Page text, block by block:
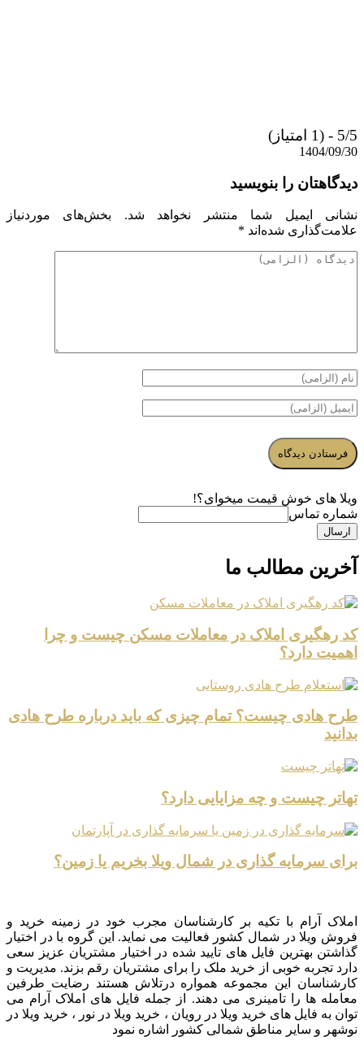
5/5 - (1 امتیاز)
1404/09/30
دیدگاهتان را بنویسید
نشانی ایمیل شما منتشر نخواهد شد.
بخش‌های موردنیاز
علامت‌گذاری شده‌اند *
ویلا های خوش قیمت میخوای؟!
شماره تماس
ارسال
آخرین مطالب ما
کد رهگیری املاک در معاملات مسکن چیست و چرا
اهمیت دارد؟
طرح هادی چیست؟ تمام چیزی که باید درباره طرح هادی
بدانید
تهاتر چیست و چه مزایایی دارد؟
برای سرمایه گذاری در شمال ویلا بخریم یا زمین؟
املاک آرام با تکیه بر کارشناسان مجرب خود در زمینه خرید و
فروش ویلا در شمال کشور فعالیت می نماید. این گروه با در اختیار
گذاشتن بهترین فایل های تایید شده در اختیار مشتریان عزیز سعی
دارد تجربه خوبی از خرید ملک را برای مشتریان رقم بزند. مدیریت و
کارشناسان این مجموعه همواره درتلاش هستند رضایت طرفین
معامله ها را تامینری می دهند. از جمله فایل های املاک آرام می
توان به فایل های خرید ویلا در رویان ، خرید ویلا در نور ، خرید ویلا در
نوشهر و سایر مناطق شمالی کشور اشاره نمود